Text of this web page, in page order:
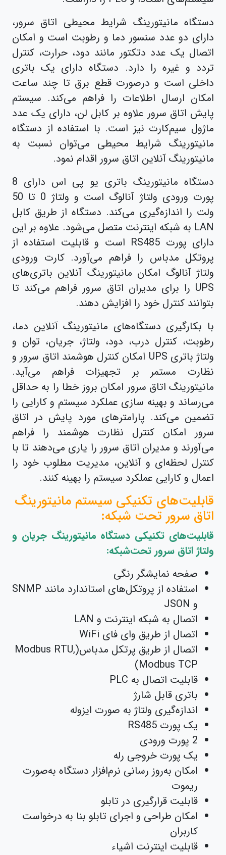
دستگاه مانیتورینگ شرایط محیطی اتاق سرور،
دارای دو عدد سنسور دما و رطوبت است و امکان
اتصال یک عدد دتکتور مانند دود، حرارت، کنترل
تردد و غیره را دارد. دستگاه دارای یک باتری
داخلی است و درصورت قطع برق تا چند ساعت
امکان ارسال اطلاعات را فراهم می‌کند. سیستم
پایش اتاق سرور علاوه بر کابل لن، دارای یک عدد
ماژول سیم‌کارت نیز است. با استفاده از دستگاه
مانیتورینگ شرایط محیطی می‌توان نسبت به
مانیتورینگ آنلاین اتاق سرور اقدام نمود.
دستگاه مانیتورینگ باتری یو پی اس دارای 8
پورت ورودی ولتاژ آنالوگ است و ولتاژ 0 تا 50
ولت را اندازه‌گیری می‌کند. دستگاه از طریق کابل
LAN به شبکه اینترنت متصل می‌شود. علاوه بر این
دارای پورت RS485 است و قابلیت استفاده از
پروتکل مدباس را فراهم می‌آورد. کارت ورودی
ولتاژ آنالوگ امکان مانیتورینگ آنلاین باتری‌های
UPS را برای مدیران اتاق سرور فراهم می‌کند تا
بتوانند کنترل خود را افزایش دهند.
با بکارگیری دستگاه‌های مانیتورینگ آنلاین دما،
رطوبت، کنترل درب، دود، ولتاژ، جریان، توان و
ولتاژ باتری UPS امکان کنترل هوشمند اتاق سرور و
نظارت مستمر بر تجهیزات فراهم می‌آید.
مانیتورینگ اتاق سرور امکان بروز خطا را به حداقل
می‌رساند و بهینه سازی عملکرد سیستم و کارایی را
تضمین می‌کند. پارامترهای مورد پایش در اتاق
سرور امکان کنترل نظارت هوشمند را فراهم
می‌آورند و مدیران اتاق سرور را یاری می‌دهند تا با
کنترل لحظه‌ای و آنلاین، مدیریت مطلوب خود را
اعمال و کارایی عملکرد سیستم را بهینه کنند.
قابلیت‌های تکنیکی سیستم مانیتورینگ
اتاق سرور تحت شبکه:
قابلیت‌های تکنیکی دستگاه مانیتورینگ جریان و
ولتاژ اتاق سرور تحت‌شبکه:
صفحه نمایشگر رنگی
استفاده از پروتکل‌ھای استاندارد مانند SNMP
و JSON
اتصال به شبکه اینترنت و LAN
اتصال از طریق وای فای WiFi
اتصال از طریق پرتکل مدباس(Modbus RTU,
Modbus TCP)
قابلیت اتصال به PLC
باتری قابل شارژ
اندازه‌گیری ولتاژ به صورت ایزوله
یک پورت RS485
2 پورت ورودی
یک پورت خروجی رله
امکان به‌روز رسانی نرم‌افزار دستگاه به‌صورت
ریموت
قابلیت قرارگیری در تابلو
امکان طراحی و اجرای تابلو بنا به درخواست
کاربران
قابلیت اینترنت اشیاء